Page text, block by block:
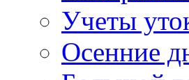
Учеты
Осенние